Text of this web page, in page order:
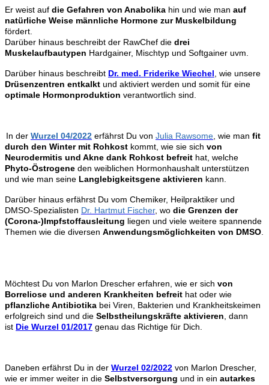
Er weist auf die Gefahren von Anabolika hin und wie man auf
natürliche Weise männliche Hormone zur Muskelbildung
fördert.
Darüber hinaus beschreibt der RawChef die drei
Muskelaufbautypen Hardgainer, Mischtyp und Softgainer uvm.
Darüber hinaus beschreibt Dr. med. Friderike Wiechel, wie unsere
Drüsenzentren entkalkt und aktiviert werden und somit für eine
optimale Hormonproduktion verantwortlich sind.
In der Wurzel 04/2022 erfährst Du von Julia Rawsome, wie man fit
durch den Winter mit Rohkost kommt, wie sie sich von
Neurodermitis und Akne dank Rohkost befreit hat, welche
Phyto-Östrogene den weiblichen Hormonhaushalt unterstützen
und wie man seine Langlebigkeitsgene aktivieren kann.
Darüber hinaus erfährst Du vom Chemiker, Heilpraktiker und
DMSO-Spezialisten Dr. Hartmut Fischer, wo die Grenzen der
(Corona-)Impfstoffausleitung liegen und viele weitere spannende
Themen wie die diversen Anwendungsmöglichkeiten von DMSO.
Möchtest Du von Marlon Drescher erfahren, wie er sich von
Borreliose und anderen Krankheiten befreit hat oder wie
pflanzliche Antibiotika bei Viren, Bakterien und Krankheitskeimen
erfolgreich sind und die Selbstheilungskräfte aktivieren, dann
ist Die Wurzel 01/2017 genau das Richtige für Dich.
Daneben erfährst Du in der Wurzel 02/2022 von Marlon Drescher,
wie er immer weiter in die Selbstversorgung und in ein autarkes